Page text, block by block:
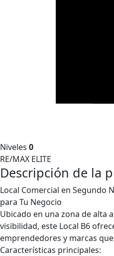
Niveles 0
RE/MAX ELITE
Descripción de la
Local Comercial en Segundo
para Tu Negocio
Ubicado en una zona de alta
visibilidad, este Local B6
emprendedores y marcas
Características principales: